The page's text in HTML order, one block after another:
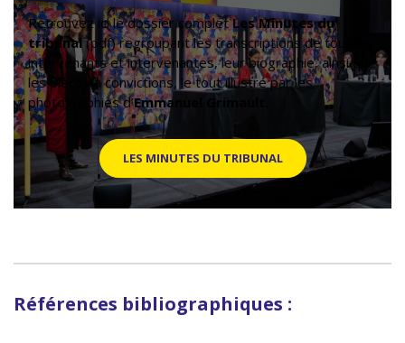
Retrouvez ici le dossier completLes Minutes du
tribunal(pdf) regroupant les transcriptions de tous les
intervenants et intervenantes, leur biographie, ainsi que
les pièces à convictions, le tout illustré par les
photographies d’Emmanuel Grimault
LES MINUTES DU TRIBUNAL
Références bibliographiques :